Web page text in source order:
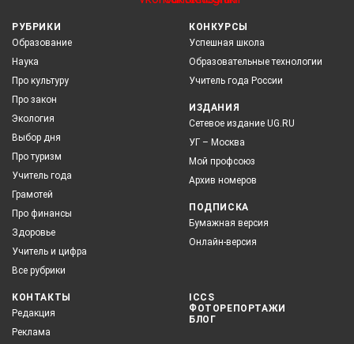
РУБРИКИ
Образование
Наука
Про культуру
Про закон
Экология
Выбор дня
Про туризм
Учитель года
Грамотей
Про финансы
Здоровье
Учитель и цифра
Все рубрики
КОНКУРСЫ
Успешная школа
Образовательные технологии
Учитель года России
ИЗДАНИЯ
Сетевое издание UG.RU
УГ – Москва
Мой профсоюз
Архив номеров
ПОДПИСКА
Бумажная версия
Онлайн-версия
КОНТАКТЫ
Редакция
Реклама
ICCS
ФОТОРЕПОРТАЖИ
БЛОГ